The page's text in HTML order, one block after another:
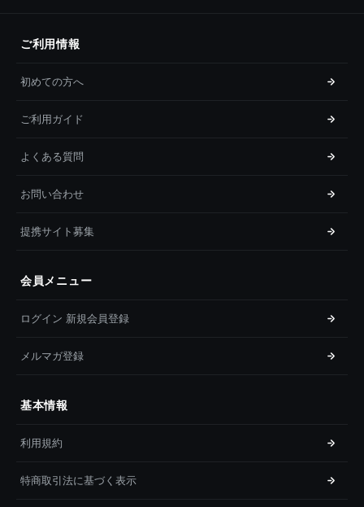
ご利用情報
初めての方へ
ご利用ガイド
よくある質問
お問い合わせ
提携サイト募集
会員メニュー
ログイン 新規会員登録
メルマガ登録
基本情報
利用規約
特商取引法に基づく表示